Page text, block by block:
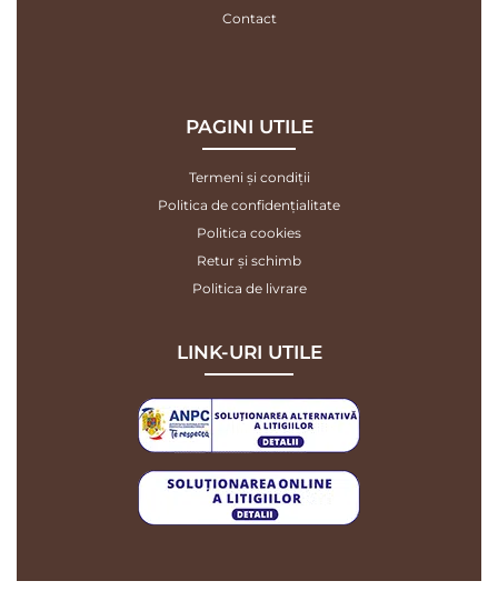
Contact
PAGINI UTILE
Termeni și condiții
Politica de confidențialitate
Politica cookies
Retur și schimb
Politica de livrare
LINK-URI UTILE